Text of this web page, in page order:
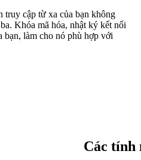
truy cập từ xa của bạn không
Khóa mã hóa, nhật ký kết nối
bạn, làm cho nó phù hợp với
Các tính